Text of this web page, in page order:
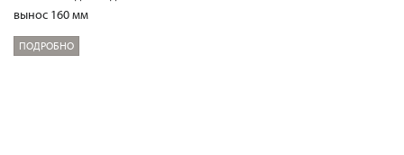
вынос 160 мм
ПОДРОБНО